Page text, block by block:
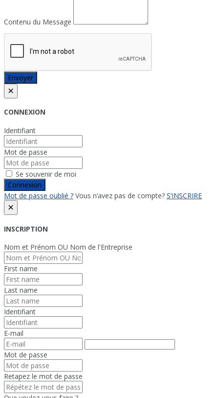
Contenu du Message
Envoyer
×
CONNEXION
Identifiant
Mot de passe
Se souvenir de moi
Connexion
Mot de passe oublié ? Vous n’avez pas de compte? S’INSCRIRE
×
INSCRIPTION
Nom et Prénom OU Nom de l'Entreprise
First name
Last name
Identifiant
E-mail
Mot de passe
Retapez le mot de passe